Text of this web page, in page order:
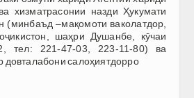
хизматрасонии назди Ҳукумати
(минбаъд –мақомоти ваколатдор,
шаҳри Душанбе, кӯчаи
тел: 221-47-03, 223-11-80) ва
довталабони салоҳиятдорро